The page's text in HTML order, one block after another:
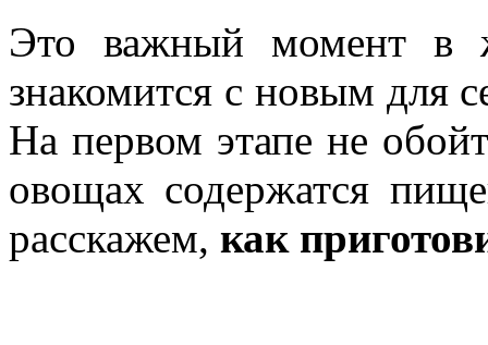
Это важный момент в
знакомится с новым для
На первом этапе не
овощах содержатся
расскажем, как